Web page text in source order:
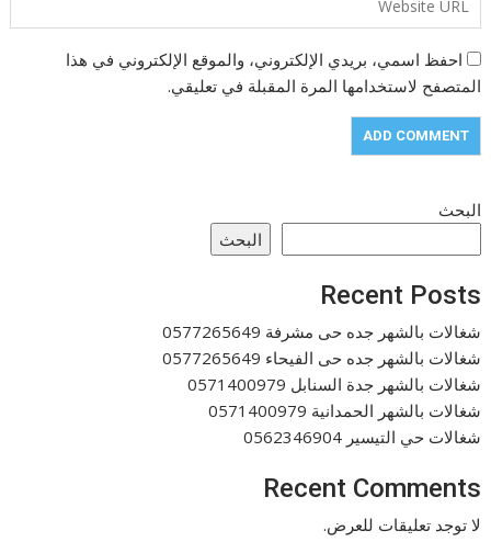
احفظ اسمي، بريدي الإلكتروني، والموقع الإلكتروني في هذا
المتصفح لاستخدامها المرة المقبلة في تعليقي.
البحث
البحث
Recent Posts
شغالات بالشهر جده حى مشرفة 0577265649
شغالات بالشهر جده حى الفيحاء 0577265649
شغالات بالشهر جدة السنابل 0571400979
شغالات بالشهر الحمدانية 0571400979
شغالات حي التيسير 0562346904
Recent Comments
لا توجد تعليقات للعرض.